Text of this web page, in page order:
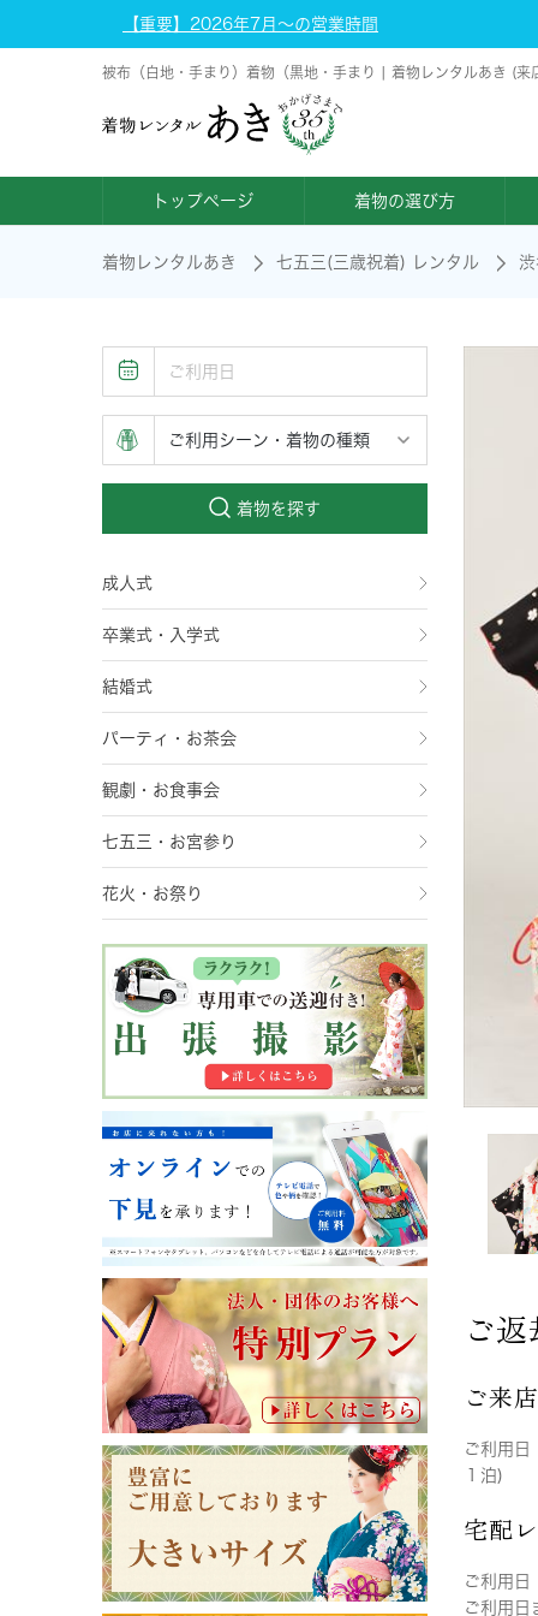
【重要】2026年7月～の営業時間
被布（白地・手まり）着物（黒地・手まり | 着物レンタルあき (来
トップページ 着物の選び方
着物レンタルあき 七五三(三歳祝着) レンタル
着物を探す
成人式
卒業式・入学式
結婚式
パーティ・お茶会
観劇・お食事会
七五三・お宮参り
花火・お祭り
ご
ご来
ご利用日
１泊)
宅配
ご利用日
ご利用日